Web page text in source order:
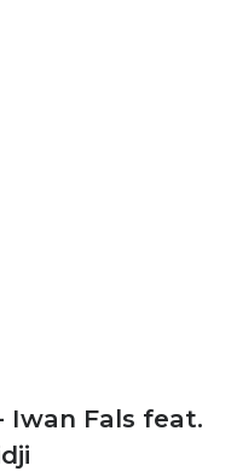
Iwan Fals feat.